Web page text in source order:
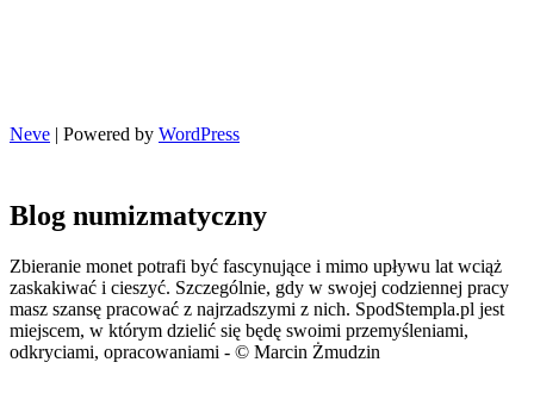
Neve | Powered by WordPress
Blog numizmatyczny
Zbieranie monet potrafi być fascynujące i mimo upływu lat wciąż
zaskakiwać i cieszyć. Szczególnie, gdy w swojej codziennej pracy
masz szansę pracować z najrzadszymi z nich. SpodStempla.pl jest
miejscem, w którym dzielić się będę swoimi przemyśleniami,
odkryciami, opracowaniami - © Marcin Żmudzin